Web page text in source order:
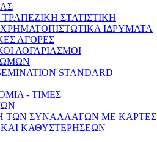
ΣΤΑΤΙΣΤΙΚΗ
ΙΔΡΥΜΑΤΑ
ΑΓΟΡΕΣ
ΛΟΓΑΡΙΑΣΜΟΙ
STANDARD
- ΤΙΜΕΣ
ΤΩΝ ΣΥΝΑΛΛΑΓΩΝ ΜΕ ΚΑΡΤΕΣ
ΚΑΘΥΣΤΕΡΗΣΕΩΝ